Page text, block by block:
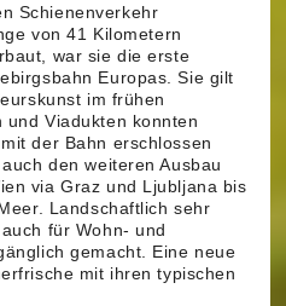
Schienenverkehr
von 41 Kilometern
war sie die erste
Europas. Sie gilt
im frühen
und Viadukten konnten
der Bahn erschlossen
den weiteren Ausbau
via Graz und Ljubljana bis
Landschaftlich sehr
für Wohn- und
gemacht. Eine neue
mit ihren typischen